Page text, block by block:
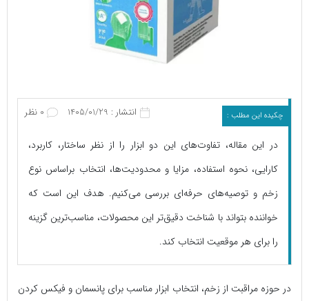
چکیده این مطلب : انتشار : 1405/01/29
در این مقاله، تفاوت‌های این دو ابزار را از نظر ساختار، کاربرد،
کارایی، نحوه استفاده، مزایا و محدودیت‌ها، انتخاب براساس نوع
زخم و توصیه‌های حرفه‌ای بررسی می‌کنیم. هدف این است که
خواننده بتواند با شناخت دقیق‌تر این محصولات، مناسب‌ترین گزینه
را برای هر موقعیت انتخاب کند.
در حوزه مراقبت از زخم، انتخاب ابزار مناسب برای پانسمان و فیکس کردن